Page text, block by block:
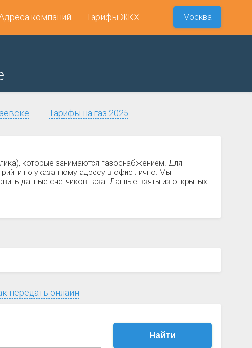
компаний Тарифы ЖКХ Москва
Тарифы на газ 2025
которые занимаются газоснабжением. Для
по указанному адресу в офис лично. Мы
данные счетчиков газа. Данные взяты из открытых
передать онлайн
Найти